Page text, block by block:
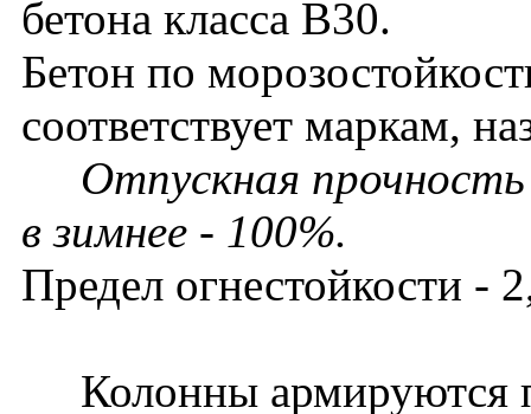
бетона класса В30.
Бетон по
соответствует маркам,
Отпускная
в зимнее - 100%.
Предел огнестойкости -
Колонны армируются